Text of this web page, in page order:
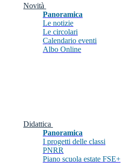
Novità
Panoramica
Le notizie
Le circolari
Calendario eventi
Albo Online
Didattica
Panoramica
I progetti delle classi
PNRR
Piano scuola estate FSE+